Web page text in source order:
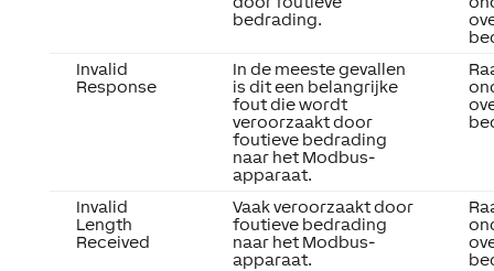
bedrading.
Invalid
Response
In de meeste gevallen
is dit een belangrijke
fout die wordt
veroorzaakt door
foutieve bedrading
naar het Modbus-
apparaat.
Invalid
Length
Received
Vaak veroorzaakt door
foutieve bedrading
naar het Modbus-
apparaat.